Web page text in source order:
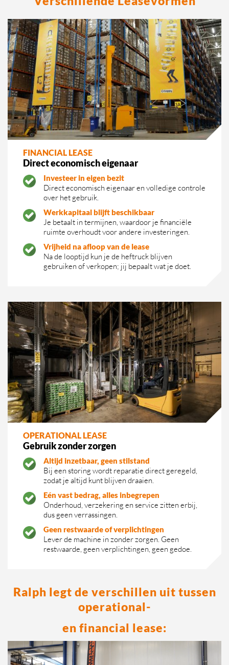
FINANCIAL LEASE
Direct economisch eigenaar
Investeer in eigen bezit
Direct economisch eigenaar en volledige controle
over het gebruik.
Werkkapitaal blijft beschikbaar
Je betaalt in termijnen, waardoor je financiële
ruimte overhoudt voor andere investeringen.
Vrijheid na afloop van de lease
Na de looptijd kun je de heftruck blijven
gebruiken of verkopen; jij bepaalt wat je doet.
OPERATIONAL LEASE
Gebruik zonder zorgen
Altijd inzetbaar, geen stilstand
Bij een storing wordt reparatie direct geregeld,
zodat je altijd kunt blijven draaien.
Eén vast bedrag, alles inbegrepen
Onderhoud, verzekering en service zitten erbij,
dus geen verrassingen.
Geen restwaarde of verplichtingen
Lever de machine in zonder zorgen. Geen
restwaarde, geen verplichtingen, geen gedoe.
Ralph legt de verschillen uit tussen
operational-
en financial lease: